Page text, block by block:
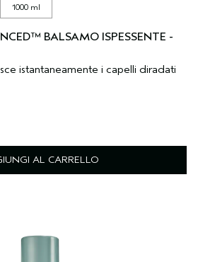
1000 ml
BALSAMO ISPESSENTE -
istantaneamente i capelli diradati
AL CARRELLO